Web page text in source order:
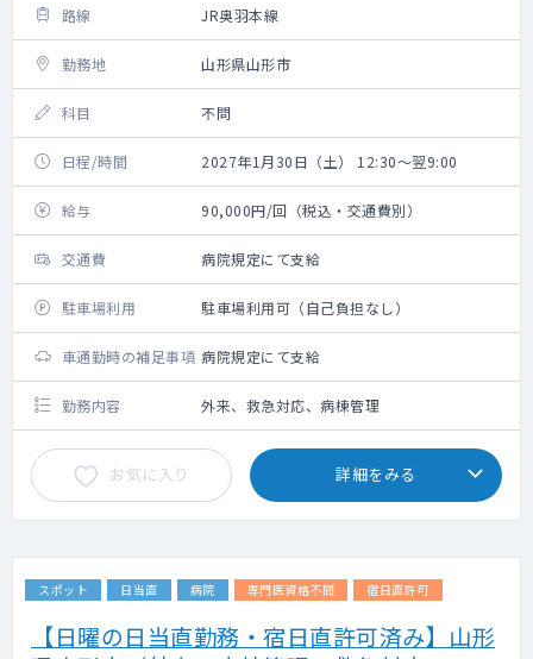
路線 JR奥羽本線
勤務地 山形県山形市
科目 不問
日程/時間 2027年1月30日（土） 12:30～翌9:00
給与 90,000円/回（税込・交通費別）
交通費 病院規定にて支給
駐車場利用 駐車場利用可（自己負担なし）
車通勤時の補足事項 病院規定にて支給
勤務内容 外来、救急対応、病棟管理
お気に入り 詳細をみる
スポット 日当直 病院 専門医資格不問 宿日直許可
【日曜の日当直勤務・宿日直許可済み】山形